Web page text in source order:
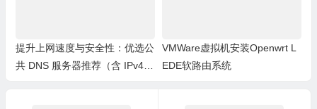
提升上网速度与安全性：优选公
共 DNS 服务器推荐（含 IPv4/I
VMWare虚拟机安装Openwrt L
EDE软路由系统